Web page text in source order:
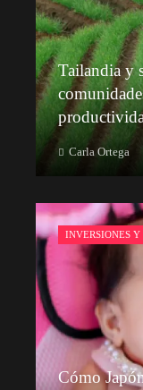
Tailandia y
Carla Ortega
INVERSIONES Y
Cómo